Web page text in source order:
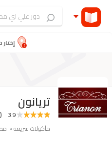
تريانون
3.9
( 536 )
مأكولات سريعة